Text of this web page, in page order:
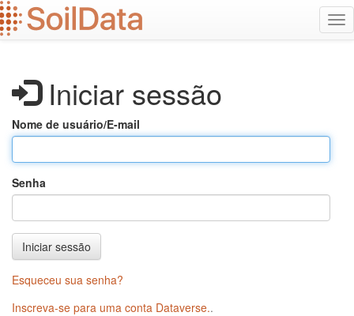
Ir
para
o
Iniciar sessão
Nome de usuário/E-mail
Senha
Iniciar sessão
Esqueceu sua senha?
Inscreva-se para uma conta Dataverse..